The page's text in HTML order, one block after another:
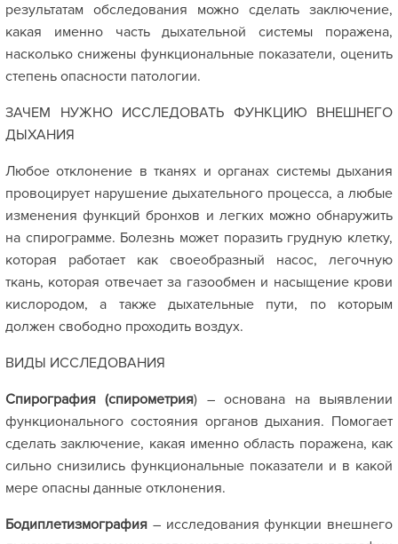
результатам обследования можно сделать заключение,
какая именно часть дыхательной системы поражена,
насколько снижены функциональные показатели, оценить
степень опасности патологии.
ЗАЧЕМ НУЖНО ИССЛЕДОВАТЬ ФУНКЦИЮ ВНЕШНЕГО
ДЫХАНИЯ
Любое отклонение в тканях и органах системы дыхания
провоцирует нарушение дыхательного процесса, а любые
изменения функций бронхов и легких можно обнаружить
на спирограмме. Болезнь может поразить грудную клетку,
которая работает как своеобразный насос, легочную
ткань, которая отвечает за газообмен и насыщение крови
кислородом, а также дыхательные пути, по которым
должен свободно проходить воздух.
ВИДЫ ИССЛЕДОВАНИЯ
Спирография (спирометрия) – основана на выявлении
функционального состояния органов дыхания. Помогает
сделать заключение, какая именно область поражена, как
сильно снизились функциональные показатели и в какой
мере опасны данные отклонения.
Бодиплетизмография – исследования функции внешнего